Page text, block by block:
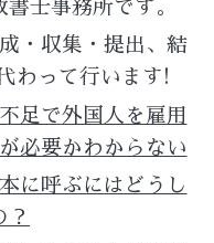
士事務所です。
・収集・提出、結
わって行います!
足で外国人を雇用
必要かわからない
に呼ぶにはどうし
？